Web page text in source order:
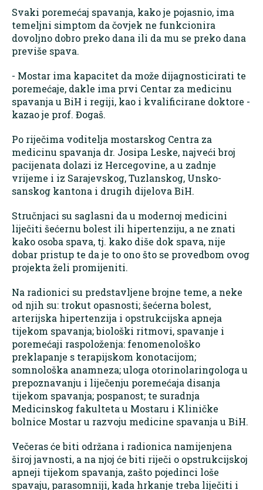
Svaki poremećaj spavanja, kako je pojasnio, ima
temeljni simptom da čovjek ne funkcionira
dovoljno dobro preko dana ili da mu se preko dana
previše spava.
- Mostar ima kapacitet da može dijagnosticirati te
poremećaje, dakle ima prvi Centar za medicinu
spavanja u BiH i regiji, kao i kvalificirane doktore -
kazao je prof. Đogaš.
Po riječima voditelja mostarskog Centra za
medicinu spavanja dr. Josipa Leske, najveći broj
pacijenata dolazi iz Hercegovine, a u zadnje
vrijeme i iz Sarajevskog, Tuzlanskog, Unsko-
sanskog kantona i drugih dijelova BiH.
Stručnjaci su saglasni da u modernoj medicini
liječiti šećernu bolest ili hipertenziju, a ne znati
kako osoba spava, tj. kako diše dok spava, nije
dobar pristup te da je to ono što se provedbom ovog
projekta želi promijeniti.
Na radionici su predstavljene brojne teme, a neke
od njih su: trokut opasnosti; šećerna bolest,
arterijska hipertenzija i opstrukcijska apneja
tijekom spavanja; biološki ritmovi, spavanje i
poremećaji raspoloženja: fenomenološko
preklapanje s terapijskom konotacijom;
somnološka anamneza; uloga otorinolaringologa u
prepoznavanju i liječenju poremećaja disanja
tijekom spavanja; pospanost; te suradnja
Medicinskog fakulteta u Mostaru i Kliničke
bolnice Mostar u razvoju medicine spavanja u BiH.
Večeras će biti održana i radionica namijenjena
široj javnosti, a na njoj će biti riječi o opstrukcijskoj
apneji tijekom spavanja, zašto pojedinci loše
spavaju, parasomniji, kada hrkanje treba liječiti i